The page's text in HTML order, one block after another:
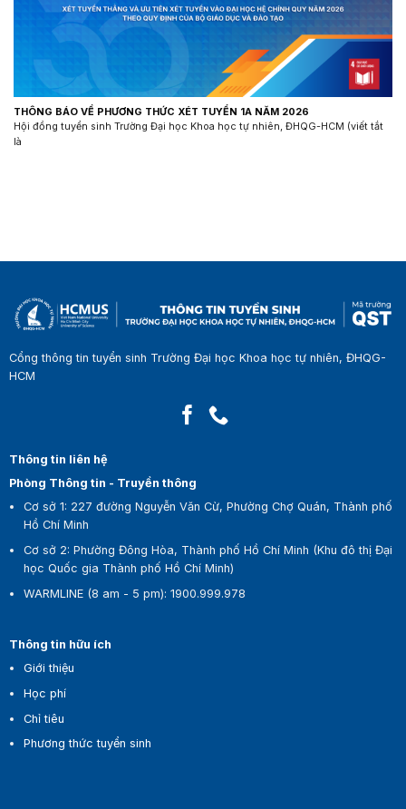
THÔNG BÁO VỀ PHƯƠNG THỨC XÉT TUYỂN 1A NĂM 2026
Hội đồng tuyển sinh Trường Đại học Khoa học tự nhiên, ĐHQG-HCM (viết tắt
là
Cổng thông tin tuyển sinh Trường Đại học Khoa học tự nhiên, ĐHQG-
HCM
Thông tin liên hệ
Phòng Thông tin - Truyền thông
Cơ sở 1: 227 đường Nguyễn Văn Cừ, Phường Chợ Quán, Thành phố
Hồ Chí Minh
Cơ sở 2: Phường Đông Hòa, Thành phố Hồ Chí Minh (Khu đô thị Đại
học Quốc gia Thành phố Hồ Chí Minh)
WARMLINE (8 am - 5 pm):1900.999.978
Thông tin hữu ích
Giới thiệu
Học phí
Chỉ tiêu
Phương thức tuyển sinh